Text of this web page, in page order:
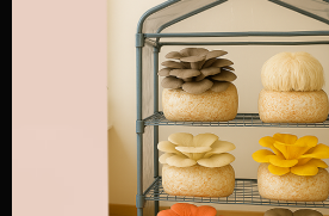
Utiliser du bois résineux (pin,
— les résines sont toxiques pour la
champignons. Utilisez
chêne, peuplier).
FAQ — Culture de